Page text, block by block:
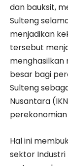
dan bauksit,
Sulteng
menjadikan
tersebut
menghasilkan
besar bagi
Sulteng
Nusantara
Hal ini
sektor